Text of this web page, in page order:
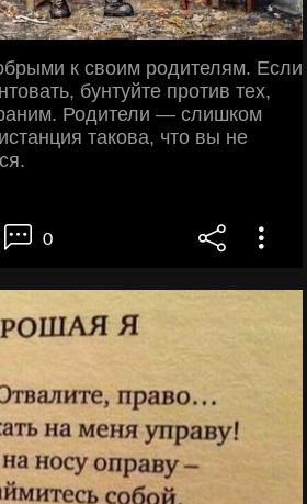
к своим родителям. Если
бунтуйте против тех,
раним. Родители — слишком
такова, что вы не
0